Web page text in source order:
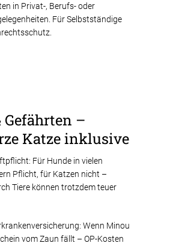
in Privat-, Berufs- oder
Für Selbstständige
Gefährten –
Katze inklusive
Für Hunde in vielen
Pflicht, für Katzen nicht –
Tiere können trotzdem teuer
Wenn Minou
vom Zaun fällt – OP-Kosten